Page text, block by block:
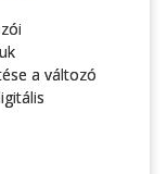
a változó